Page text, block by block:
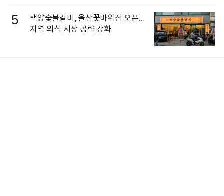
5
백양숯불갈비, 울산꽃바위점 오픈...
지역 외식 시장 공략 강화